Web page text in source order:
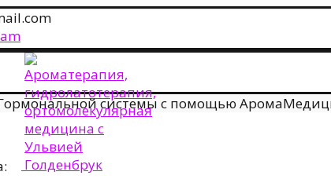
системы с помощью